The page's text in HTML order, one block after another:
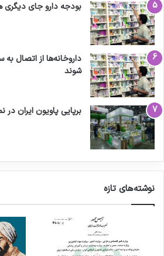
بودجه دارو جای دیگری
داروخانه‌ها از اتصال
شوند
برپایی پاویون ایران در
نوشته‌های تازه